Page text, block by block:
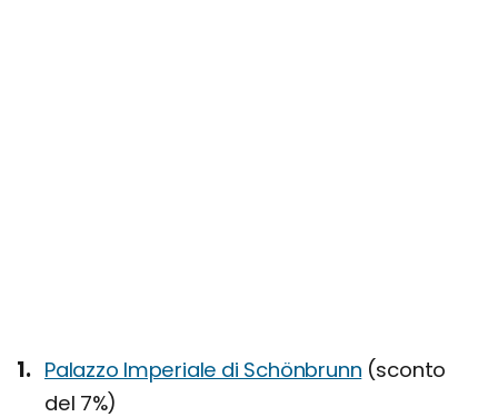
Palazzo Imperiale di Schönbrunn (sconto
del 7%)